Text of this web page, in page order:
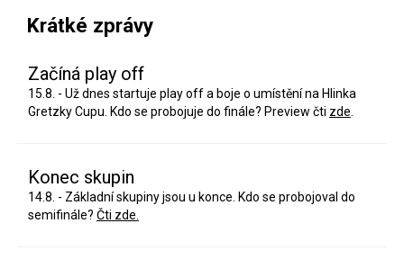
Krátké zprávy
Začíná play off
15.8. - Už dnes startuje play off a boje o umístění na Hlinka
Gretzky Cupu. Kdo se probojuje do finále? Preview čti zde
Konec skupin
14.8. - Základní skupiny jsou u konce. Kdo se probojoval do
semifinále? Čti zde.